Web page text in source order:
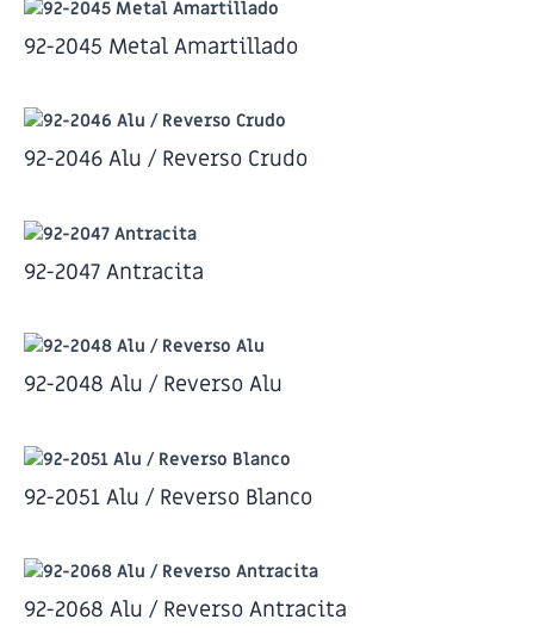
92-2045 Metal Amartillado
92-2046 Alu / Reverso Crudo
92-2047 Antracita
92-2048 Alu / Reverso Alu
92-2051 Alu / Reverso Blanco
92-2068 Alu / Reverso Antracita